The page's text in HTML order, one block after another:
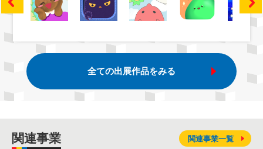
全ての出展作品をみる
関連事業 関連事業一覧